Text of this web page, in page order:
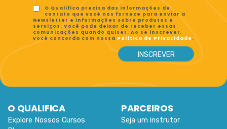
O Qualifica precisa das informações de
contato que você nos fornece para enviar a
Newsletter e informações sobre produtos e
serviços. Você pode deixar de receber essas
comunicações quando quiser. Ao se inscrever,
você concorda com nossa Política de Privacidade .
O QUALIFICA
Explore Nossos Cursos
PARCEIROS
Seja um instrutor